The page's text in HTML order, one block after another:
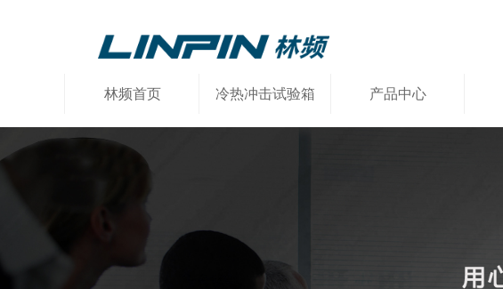
林频首页 冷热冲击试验箱 产品中心